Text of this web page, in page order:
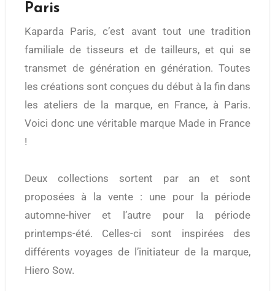
Paris
Kaparda Paris, c’est avant tout une tradition
familiale de tisseurs et de tailleurs, et qui se
transmet de génération en génération. Toutes
les créations sont conçues du début à la fin dans
les ateliers de la marque, en France, à Paris.
Voici donc une véritable marque Made in France
!
Deux collections sortent par an et sont
proposées à la vente : une pour la période
automne-hiver et l’autre pour la période
printemps-été. Celles-ci sont inspirées des
différents voyages de l’initiateur de la marque,
Hiero Sow.